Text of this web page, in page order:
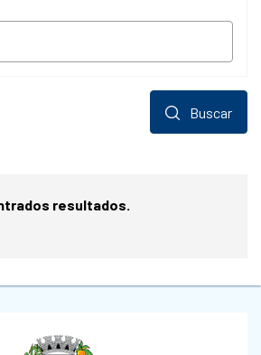
Buscar
resultados.